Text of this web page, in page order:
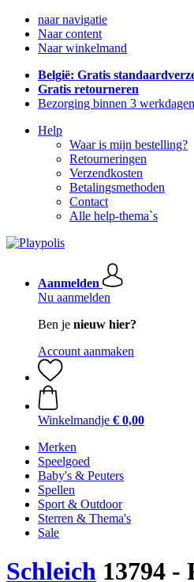
naar navigatie
Naar content
Naar winkelmand
België: Gratis
Gratis retourneren
Bezorging binnen 3
Help
Waar is mijn bestelling?
Retourneringen
Verzendkosten
Betalingsmethoden
Contact
Alle help-thema`s
Aanmelden
Nu aanmelden
Ben je nieuw hier?
Account aanmaken
Winkelmandje € 0,00
Merken
Speelgoed
Baby's & Peuters
Spellen
Sport & Outdoor
Sterren & Thema's
Sale
Schleich 13794